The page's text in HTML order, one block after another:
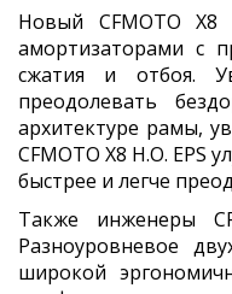
Новый CFMOTO X8
амортизаторами с
сжатия и отбоя.
преодолевать
архитектуре рамы,
CFMOTO X8 H.O. EPS
быстрее и легче
Также инженеры
Разноуровневое
широкой